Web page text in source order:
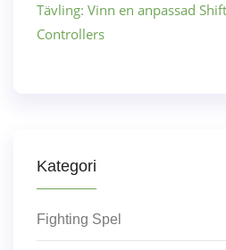
Tävling: Vinn en anpassad
Controllers
Kategori
Fighting Spel